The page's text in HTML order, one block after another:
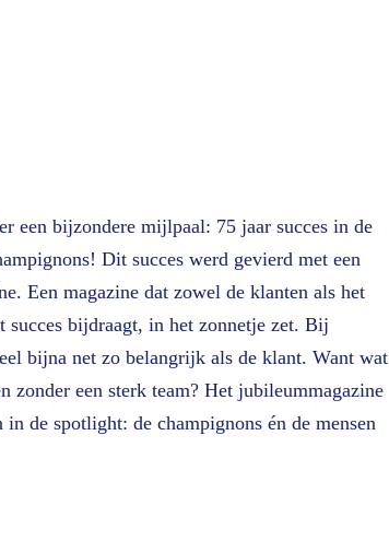
een bijzondere mijlpaal: 75 jaar succes in de
Dit succes werd gevierd met een
Een magazine dat zowel de klanten als het
succes bijdraagt, in het zonnetje zet. Bij
bijna net zo belangrijk als de klant. Want wat
zonder een sterk team? Het jubileummagazine
in de spotlight: de champignons én de mensen